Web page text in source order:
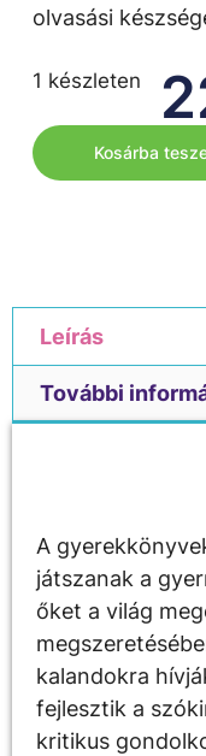
olvasási
1 készleten
Kosárba
Leírás
További
A
játszanak a
őket a világ
kalandokra
fejlesztik a
kritikus